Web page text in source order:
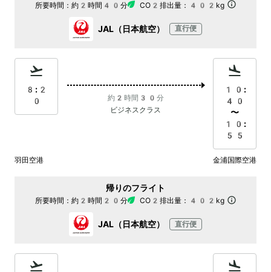
所要時間： 約2時間40分 CO2排出量： 402kg
JAL（日本航空） 直行便
8:2
0
約2時間30分
ビジネスクラス
10:
40
〜
10:
55
羽田空港 金浦国際空港
帰りのフライト
所要時間： 約2時間20分 CO2排出量： 402kg
JAL（日本航空） 直行便